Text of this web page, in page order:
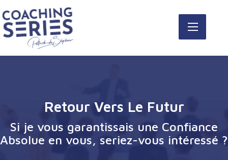
Retour Vers Le Futur
Si je vous garantissais une Confiance
Absolue en vous, seriez-vous intéressé ?